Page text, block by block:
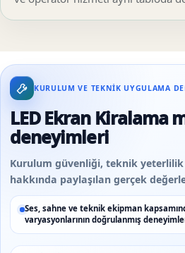
KURULUM VE TEKNIK UYGULAMA
LED Ekran Kiralama
deneyimleri
Kurulum güvenliği, teknik yeterlilik
hakkında paylaşılan gerçek
Ses, sahne ve teknik ekipman
varyasyonlarının doğrulanmış